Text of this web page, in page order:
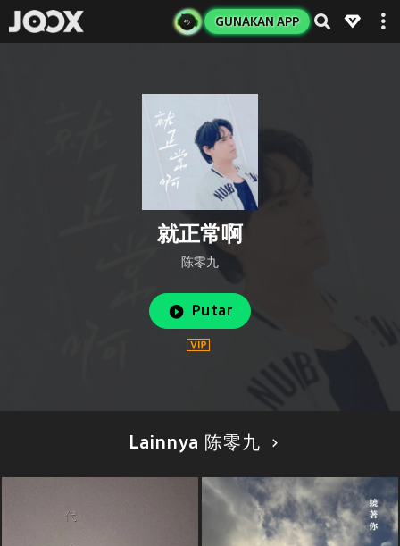
GUNAKAN APP
就正常啊
陈零九
Putar
Lainnya 陈零九